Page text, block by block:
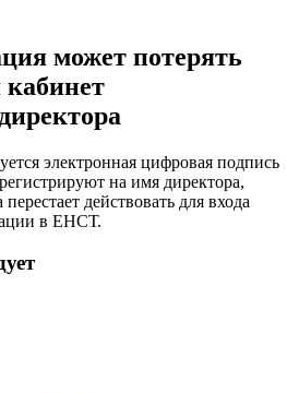
может потерять
электронная цифровая подпись
на имя директора,
действовать для входа
в ЕНСТ.